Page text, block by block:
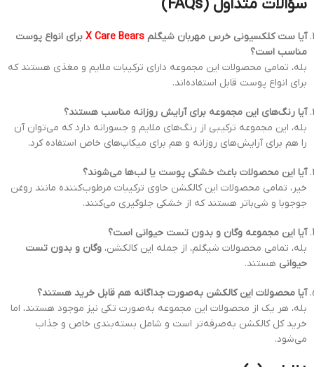
سؤالات متداول (FAQs)
آیا ست کلکسیونی خرس مهربان شیگلم X Care Bears برای انواع پوست
مناسب است؟
بله، تمامی محصولات این مجموعه دارای ترکیبات ملایم و مغذی هستند که
برای انواع پوست قابل استفاده‌اند.
آیا رنگ‌های این مجموعه برای آرایش روزانه مناسب هستند؟
بله، این مجموعه ترکیبی از رنگ‌های ملایم و جسورانه دارد که می‌توان آن
را هم برای آرایش‌های روزانه و هم برای میکاپ‌های خاص استفاده کرد.
آیا این محصولات باعث خشکی پوست یا لب‌ها می‌شوند؟
خیر، تمامی محصولات این کالکشن حاوی ترکیبات مرطوب‌کننده مانند روغن
جوجوبا و شی‌باتر هستند که از خشکی جلوگیری می‌کنند.
آیا این مجموعه وگان و بدون تست حیوانی است؟
بله، تمامی محصولات شیگلم، از جمله این کالکشن، وگان و بدون تست
حیوانی هستند.
آیا محصولات این کالکشن به‌صورت جداگانه هم قابل خرید هستند؟
بله، هر یک از محصولات این مجموعه به‌صورت تکی نیز موجود هستند، اما
خرید کل کالکشن به‌صرفه‌تر است و شامل بسته‌بندی خاص و جذاب
می‌شود.